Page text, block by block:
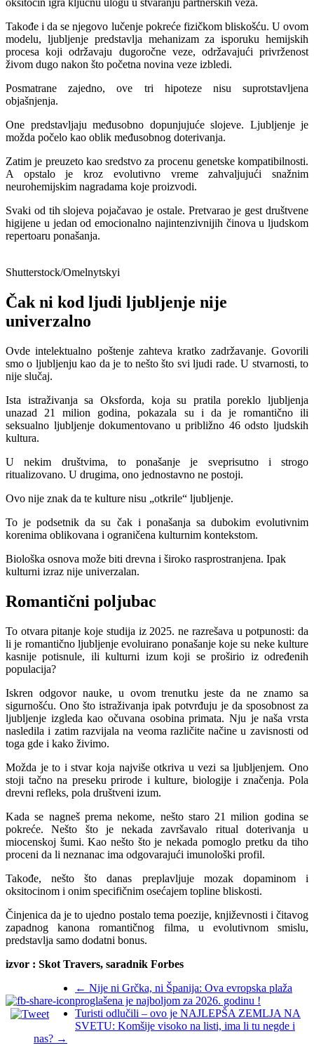
oksitocin igra ključnu ulogu u stvaranju partnerskih veza.
Takođe i da se njegovo lučenje pokreće fizičkom bliskošću. U ovom
modelu, ljubljenje predstavlja mehanizam za isporuku hemijskih
procesa koji održavaju dugoročne veze, održavajući privrženost
živom dugo nakon što početna novina veze izbledi.
Posmatrane zajedno, ove tri hipoteze nisu suprotstavljena
objašnjenja.
One predstavljaju međusobno dopunjujuće slojeve. Ljubljenje je
možda počelo kao oblik međusobnog doterivanja.
Zatim je preuzeto kao sredstvo za procenu genetske kompatibilnosti.
A opstalo je kroz evolutivno vreme zahvaljujući snažnim
neurohemijskim nagradama koje proizvodi.
Svaki od tih slojeva pojačavao je ostale. Pretvarao je gest društvene
higijene u jedan od emocionalno najintenzivnijih činova u ljudskom
repertoaru ponašanja.
Shutterstock/Omelnytskyi
Čak ni kod ljudi ljubljenje nije
univerzalno
Ovde intelektualno poštenje zahteva kratko zadržavanje. Govorili
smo o ljubljenju kao da je to nešto što svi ljudi rade. U stvarnosti, to
nije slučaj.
Ista istraživanja sa Oksforda, koja su pratila poreklo ljubljenja
unazad 21 milion godina, pokazala su i da je romantično ili
seksualno ljubljenje dokumentovano u približno 46 odsto ljudskih
kultura.
U nekim društvima, to ponašanje je sveprisutno i strogo
ritualizovano. U drugima, ono jednostavno ne postoji.
Ovo nije znak da te kulture nisu „otkrile“ ljubljenje.
To je podsetnik da su čak i ponašanja sa dubokim evolutivnim
korenima oblikovana i ograničena kulturnim kontekstom.
Biološka osnova može biti drevna i široko rasprostranjena. Ipak
kulturni izraz nije univerzalan.
Romantični poljubac
To otvara pitanje koje studija iz 2025. ne razrešava u potpunosti: da
li je romantično ljubljenje evoluirano ponašanje koje su neke kulture
kasnije potisnule, ili kulturni izum koji se proširio iz određenih
populacija?
Iskren odgovor nauke, u ovom trenutku jeste da ne znamo sa
sigurnošću. Ono što istraživanja ipak potvrđuju je da sposobnost za
ljubljenje izgleda kao očuvana osobina primata. Nju je naša vrsta
nasledila i zatim razvijala na veoma različite načine u zavisnosti od
toga gde i kako živimo.
Možda je to i stvar koja najviše otkriva u vezi sa ljubljenjem. Ono
stoji tačno na preseku prirode i kulture, biologije i značenja. Pola
drevni refleks, pola društveni izum.
Kada se nagneš prema nekome, nešto staro 21 milion godina se
pokreće. Nešto što je nekada završavalo ritual doterivanja u
miocenskoj šumi. Kao nešto što je nekada pomoglo pretku da tiho
proceni da li neznanac ima odgovarajući imunološki profil.
Takođe, nešto što danas preplavljuje mozak dopaminom i
oksitocinom i onim specifičnim osećajem topline bliskosti.
Činjenica da je to ujedno postalo tema poezije, književnosti i čitavog
zapadnog kanona romantičnog filma, u evolutivnom smislu,
predstavlja samo dodatni bonus.
izvor : Skot Travers, saradnik Forbes
← Nije ni Grčka, ni Španija: Ova evropska plaža
proglašena je najboljom za 2026. godinu !
Turisti odlučili – ovo je NAJLEPŠA ZEMLJA NA
SVETU: Komšije visoko na listi, ima li tu negde i
nas? →